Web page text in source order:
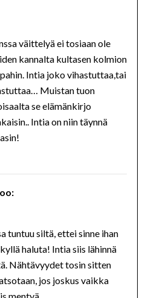
väittelyä ei tosiaan ole
kannalta kultasen kolmion
Intia joko vihastuttaa,tai
Muistan tuon
se elämänkirjo
Intia on niin täynnä
tuntuu siltä, ettei sinne ihan
haluta! Intia siis lähinnä
Nähtävyydet tosin sitten
jos joskus vaikka